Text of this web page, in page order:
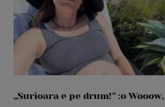
„Surioara e pe drum!” :o Wooow,